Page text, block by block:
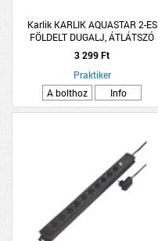
Karlik KARLIK AQUASTAR 2-ES
FÖLDELT DUGALJ, ÁTLÁTSZÓ
CSAPFEDELES IP54 FEHÉR
3 299 Ft
Praktiker
A bolthoz
Info